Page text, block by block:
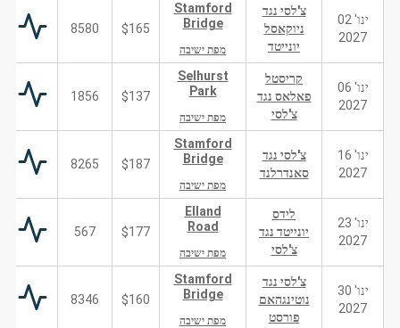
ינו' 02
2027
צ'לסי נגד
ניוקאסל
יונייטד
Stamford
Bridge
מפת ישיבה
$165
8580
ינו' 06
2027
קריסטל
פאלאס נגד
צ'לסי
Selhurst
Park
מפת ישיבה
$137
1856
ינו' 16
2027
צ'לסי נגד
סאנדרלנד
Stamford
Bridge
מפת ישיבה
$187
8265
ינו' 23
2027
לידס
יונייטד נגד
צ'לסי
Elland
Road
מפת ישיבה
$177
567
ינו' 30
2027
צ'לסי נגד
נוטינגהאם
פורסט
Stamford
Bridge
מפת ישיבה
$160
8346